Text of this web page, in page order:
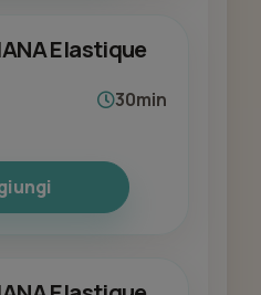
Elastique
30min